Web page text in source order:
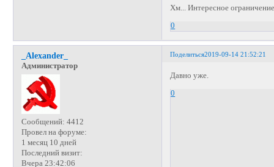
Хм... Интересное
0
Поделиться2019-09-14 21:52:21
_Alexander_
Администратор
Сообщений: 4412
Провел на форуме:
1 месяц 10 дней
Последний визит:
Вчера 23:42:06
Давно уже.
0